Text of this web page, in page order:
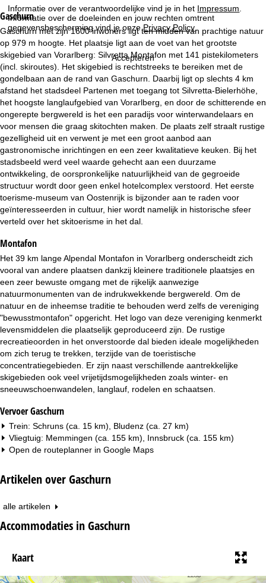
Informatie over de verantwoordelijke vind je in het Impressum
Informatie over de doeleinden en jouw rechten omtrent
gegevensbescherming vind je onzePrivacy Policy
Accepteren
t
p
a
g
i
n
a
Gaschurn
Gaschurn met zijn 1600 inwoners ligt ten midden van prachtige natuur
op 979 m hoogte. Het plaatsje ligt aan de voet van het grootste
skigebied van Vorarlberg: Silvretta Montafon met 141 pistekilometers
(incl. skiroutes). Het skigebied is rechtstreeks te bereiken met de
gondelbaan aan de rand van Gaschurn. Daarbij ligt op slechts 4 km
afstand het stadsdeel Partenen met toegang tot Silvretta-Bielerhöhe,
het hoogste langlaufgebied van Vorarlberg, en door de schitterende en
ongerepte bergwereld is het een paradijs voor winterwandelaars en
voor mensen die graag skitochten maken. De plaats zelf straalt rustige
gezelligheid uit en verwent je met een groot aanbod aan
gastronomische inrichtingen en een zeer kwalitatieve keuken. Bij het
stadsbeeld werd veel waarde gehecht aan een duurzame
ontwikkeling, de oorspronkelijke natuurlijkheid van de gegroeide
structuur wordt door geen enkel hotelcomplex verstoord. Het eerste
toerisme-museum van Oostenrijk is bijzonder aan te raden voor
geïnteresseerden in cultuur, hier wordt namelijk in historische sfeer
verteld over het skitoerisme in het dal.
Montafon
Het 39 km lange Alpendal Montafon in Vorarlberg onderscheidt zich
vooral van andere plaatsen dankzij kleinere traditionele plaatsjes en
een zeer bewuste omgang met de rijkelijk aanwezige
natuurmonumenten van de indrukwekkende bergwereld. Om de
natuur en de inheemse traditie te behouden werd zelfs de vereniging
"bewusstmontafon" opgericht. Het logo van deze vereniging kenmerkt
levensmiddelen die plaatselijk geproduceerd zijn. De rustige
recreatieoorden in het onverstoorde dal bieden ideale mogelijkheden
om zich terug te trekken, terzijde van de toeristische
concentratiegebieden. Er zijn naast verschillende aantrekkelijke
skigebieden ook veel vrijetijdsmogelijkheden zoals winter- en
sneeuwschoenwandelen, langlauf, rodelen en schaatsen.
Vervoer Gaschurn
Trein: Schruns (ca. 15 km), Bludenz (ca. 27 km)
Vliegtuig: Memmingen (ca. 155 km), Innsbruck (ca. 155 km)
Open de routeplanner in Google Maps
Artikelen over Gaschurn
alle artikelen
Accommodaties in Gaschurn
Kaart